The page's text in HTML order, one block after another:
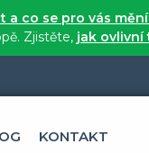
a co se pro vás
Zjistěte, jak ovlivní
KONTAKT